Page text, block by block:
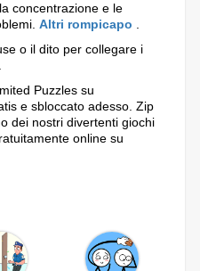
concentrazione e le
Altri rompicapo
o il dito per collegare i
Puzzles su
e sbloccato adesso. Zip
dei nostri divertenti giochi
online su